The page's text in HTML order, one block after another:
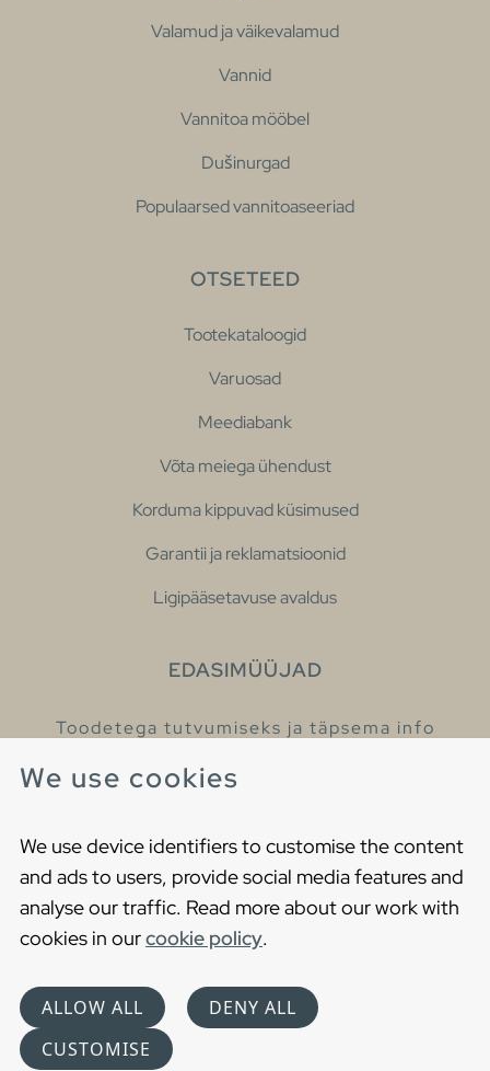
We use cookies
We use device identifiers to customise the content
and ads to users, provide social media features and
analyse our traffic. Read more about our work with
cookies in ourcookie policy.
ALLOW ALL
DENY ALL
CUSTOMISE
Valamud ja väikevalamud
Vannid
Vannitoa mööbel
Dušinurgad
Populaarsed vannitoaseeriad
OTSETEED
Tootekataloogid
Varuosad
Meediabank
Võta meiega ühendust
Korduma kippuvad küsimused
Garantii ja reklamatsioonid
Ligipääsetavuse avaldus
EDASIMÜÜJAD
Toodetega tutvumiseks ja täpsema info
Cookies
Privaatsuspoliitika
Choose language